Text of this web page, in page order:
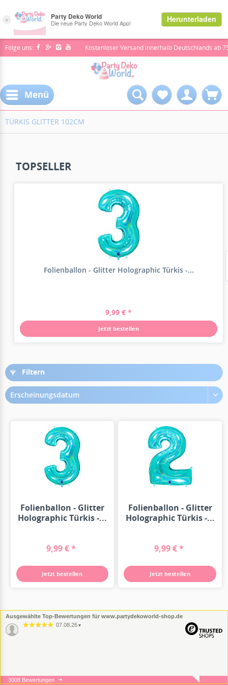
Folge uns: Kostenloser Versand innerhalb Deutschlands ab
Menü
TÜRKIS GLITTER 102CM
TOPSELLER
Folienballon - Glitter Holographic Türkis -...
9,99 € *
Jetzt bestellen
Filtern
Erscheinungsdatum
Folienballon - Glitter
Holographic Türkis -...
9,99 € *
Jetzt bestellen
Folienballon - Glitter
Holographic Türkis -...
9,99 € *
Jetzt bestellen
Ausgewählte Top-Bewertungen für www.partydekoworld-shop.de
07.08.26 ▼
05.08.26▼
3008 Bewertungen